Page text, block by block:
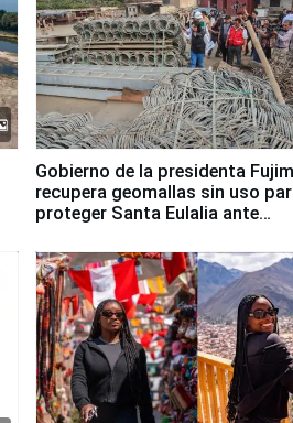
Gobierno de la presidenta
recupera geomallas sin uso
proteger Santa Eulalia ante